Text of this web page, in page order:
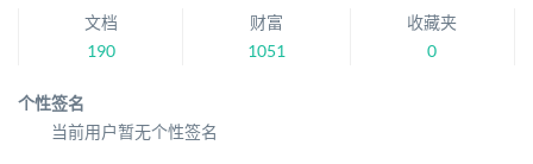
文档
190
财富
1051
收藏夹
0
个性签名
当前用户暂无个性签名